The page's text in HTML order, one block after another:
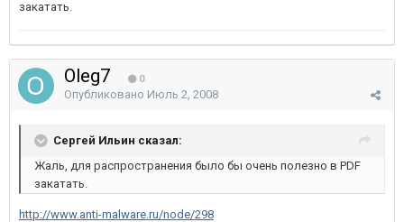
закатать.
Oleg7 0
Опубликовано Июль 2, 2008
Сергей Ильин сказал:
Жаль, для распространения было бы очень полезно в PDF
закатать.
http://www.anti-malware.ru/node/298